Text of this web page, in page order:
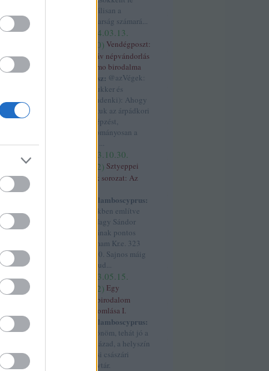
radikálisan a
magyarság számará...
2024.03.13.
17:50) Vendégposzt:
A szláv népvándorlás
és Samo birodalma
kotyesz: @azVégek:
(@prukker és
@mindenki): Ahogy
tanultuk az árpádkori
névképzést,
hagyományosan a
török ...
2023.10.30.
00:02 ) Sztyeppei
népek sorozat: Az
Haralamboscyprus:
A cikkben említve
van Nagy Sándor
halálának pontos
dátumam Kr.e. 323
jun. 10. Sajnos máig
nem tud...
2023.05.15.
05:12 ) Egy
világbirodalom
összeomlása I.
Haralamboscyprus:
Köszönöm, tehát jó a
17. század, a helyszín
a bécsi császári
könyvtár.
)
(3)
7) antant
(4)ázsia
birtok (3
birodalom
) cixi
creative assembly
dalmácia
dánok (3
3
europa
3)fasiszták
4)finnugor
(8
franciák
4
(6)
(3)grúzok
handel (3